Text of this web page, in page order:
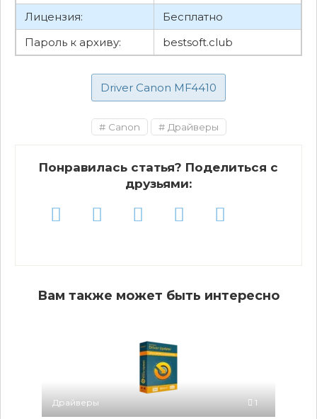
Лицензия:
Бесплатно
Пароль к архиву:
bestsoft.club
Driver Canon MF4410
Canon Драйверы
Понравилась статья? Поделиться с
друзьями:
Вам также может быть интересно
Драйверы 1